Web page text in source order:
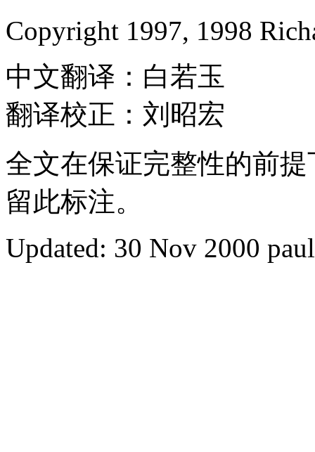
Copyright 1997, 1998
中文翻译：白若玉
翻译校正：刘昭宏
全文在保证完整性的前
留此标注。
Updated: 30 Nov 2000